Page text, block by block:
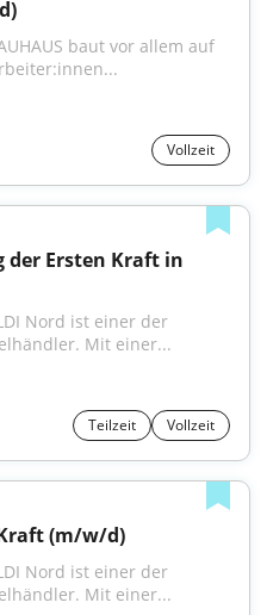
baut vor allem auf
Vollzeit
der Ersten Kraft in
Nord ist einer der
Mit einer...
Teilzeit Vollzeit
(m/w/d)
Nord ist einer der
Mit einer...